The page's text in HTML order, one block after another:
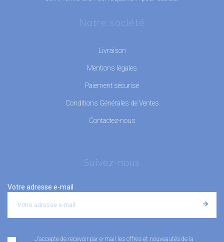
Notre société
Livraison
Mentions légales
Paiement sécurisé
Conditions Générales de Ventes
Contactez-nous
Suivez-nous
Votre adresse e-mail
J'accepte de recevoir par e-mail les offres et nouveautés de la